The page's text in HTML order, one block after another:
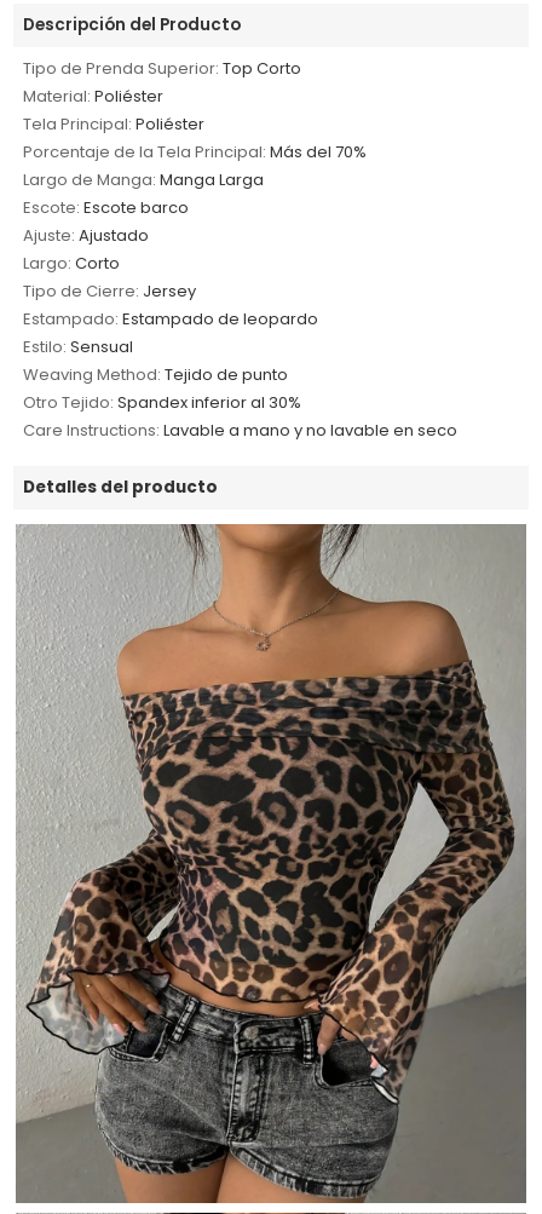
Descripción del Producto
Tipo de Prenda Superior: Top Corto
Material: Poliéster
Tela Principal: Poliéster
Porcentaje de la Tela Principal: Más del 70%
Largo de Manga: Manga Larga
Escote: Escote barco
Ajuste: Ajustado
Largo: Corto
Tipo de Cierre: Jersey
Estampado: Estampado de leopardo
Estilo: Sensual
Weaving Method: Tejido de punto
Otro Tejido: Spandex inferior al 30%
Care Instructions: Lavable a mano y no lavable en seco
Detalles del producto